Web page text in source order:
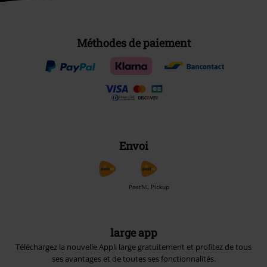
Méthodes de paiement
Envoi
PostNL Pickup
large app
Téléchargez la nouvelle Appli large gratuitement et profitez de tous
ses avantages et de toutes ses fonctionnalités.